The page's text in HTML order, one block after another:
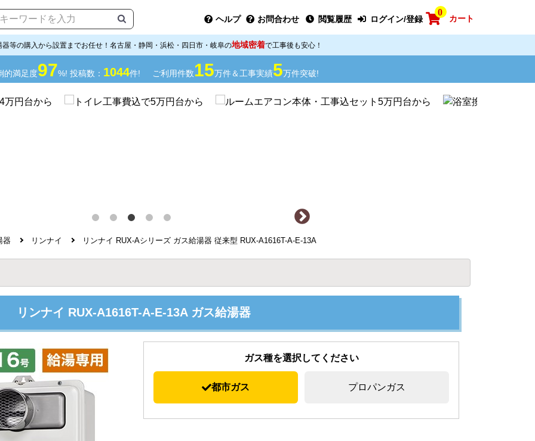
ヘルプ お問合わせ 閲覧履歴 ログイン/登録
0
カート
等の購入から設置までお任せ！名古屋・静岡・浜松・四日市・岐阜の地域密着で工事後も安心！
的満足度97%! 投稿数： 1044件! ご利用件数15万件＆工事実績5万件突破!
器 リンナイ リンナイ RUX-Aシリーズ ガス給湯器 従来型 RUX-A1616T-A-E-13A
リンナイ RUX-A1616T-A-E-13A ガス給湯器
ガス種を選択してください
都市ガス プロパンガス